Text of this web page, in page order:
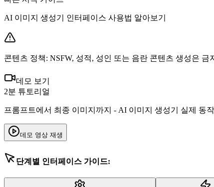
AI 이미지 생성기 인터페이스 사용법 알아보기
콘텐츠 정책: NSFW, 성적, 성인 또는 음란 콘텐츠 생성은
데모 보기
2분 튜토리얼
프롬프트에서 최종 이미지까지 - AI 이미지 생성기 실제 동작
데모 영상 재생
단계별 인터페이스 가이드: